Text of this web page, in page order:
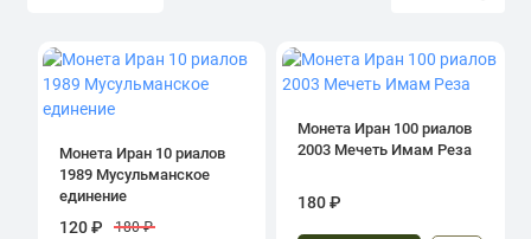
Монета Иран 10 риалов
1989 Мусульманское
единение
120 ₽ 180 ₽
Монета Иран 100 риалов
2003 Мечеть Имам Реза
180 ₽